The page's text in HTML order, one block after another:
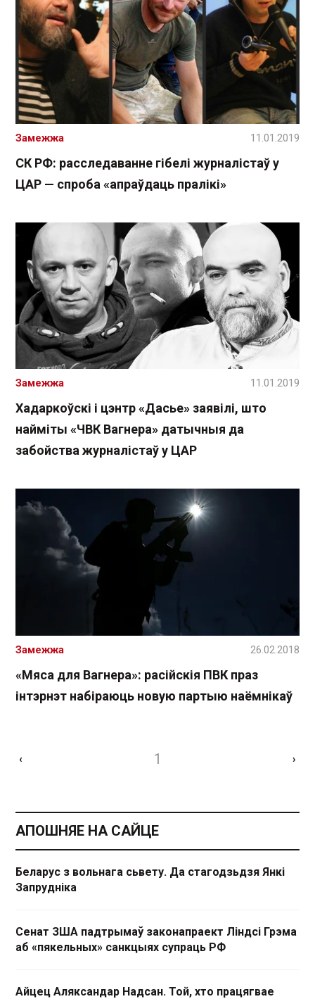
СК РФ: расследаванне гібелі журналістаў у
ЦАР — спроба «апраўдаць пралікі»
Замежжа 11.01.2019
Хадаркоўскі і цэнтр «Дасье» заявілі, што
найміты «ЧВК Вагнера» датычныя да
забойства журналістаў у ЦАР
Замежжа 11.01.2019
«Мяса для Вагнера»: расійскія ПВК праз
інтэрнэт набіраюць новую партыю наёмнікаў
Замежжа 26.02.2018
‹ 1 ›
АПОШНЯЕ НА САЙЦЕ
Беларус з вольнага сьвету. Да стагодзьдзя Янкі
Запрудніка
Сенат ЗША падтрымаў законапраект Ліндсі Грэма
аб «пякельных» санкцыях супраць РФ
Айцец Аляксандар Надсан. Той, хто працягвае